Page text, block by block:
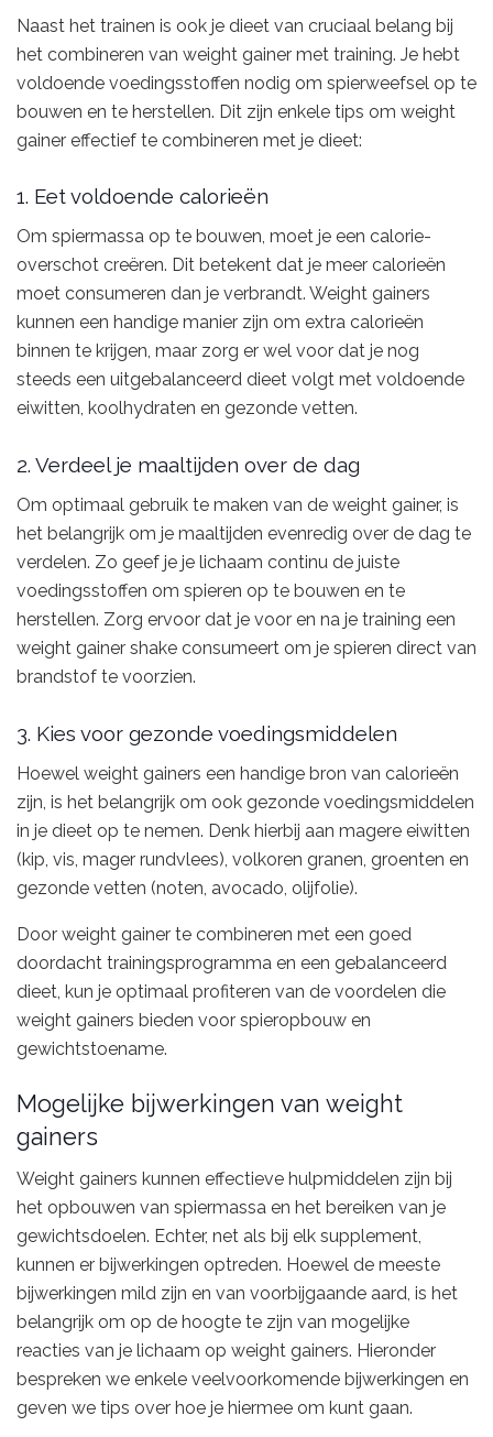
Naast het trainen is ook je dieet van cruciaal belang bij
het combineren van weight gainer met training. Je hebt
voldoende voedingsstoffen nodig om spierweefsel op te
bouwen en te herstellen. Dit zijn enkele tips om weight
gainer effectief te combineren met je dieet:
1. Eet voldoende calorieën
Om spiermassa op te bouwen, moet je een calorie-
overschot creëren. Dit betekent dat je meer calorieën
moet consumeren dan je verbrandt. Weight gainers
kunnen een handige manier zijn om extra calorieën
binnen te krijgen, maar zorg er wel voor dat je nog
steeds een uitgebalanceerd dieet volgt met voldoende
eiwitten, koolhydraten en gezonde vetten.
2. Verdeel je maaltijden over de dag
Om optimaal gebruik te maken van de weight gainer, is
het belangrijk om je maaltijden evenredig over de dag te
verdelen. Zo geef je je lichaam continu de juiste
voedingsstoffen om spieren op te bouwen en te
herstellen. Zorg ervoor dat je voor en na je training een
weight gainer shake consumeert om je spieren direct van
brandstof te voorzien.
3. Kies voor gezonde voedingsmiddelen
Hoewel weight gainers een handige bron van calorieën
zijn, is het belangrijk om ook gezonde voedingsmiddelen
in je dieet op te nemen. Denk hierbij aan magere eiwitten
(kip, vis, mager rundvlees), volkoren granen, groenten en
gezonde vetten (noten, avocado, olijfolie).
Door weight gainer te combineren met een goed
doordacht trainingsprogramma en een gebalanceerd
dieet, kun je optimaal profiteren van de voordelen die
weight gainers bieden voor spieropbouw en
gewichtstoename.
Mogelijke bijwerkingen van weight
gainers
Weight gainers kunnen effectieve hulpmiddelen zijn bij
het opbouwen van spiermassa en het bereiken van je
gewichtsdoelen. Echter, net als bij elk supplement,
kunnen er bijwerkingen optreden. Hoewel de meeste
bijwerkingen mild zijn en van voorbijgaande aard, is het
belangrijk om op de hoogte te zijn van mogelijke
reacties van je lichaam op weight gainers. Hieronder
bespreken we enkele veelvoorkomende bijwerkingen en
geven we tips over hoe je hiermee om kunt gaan.